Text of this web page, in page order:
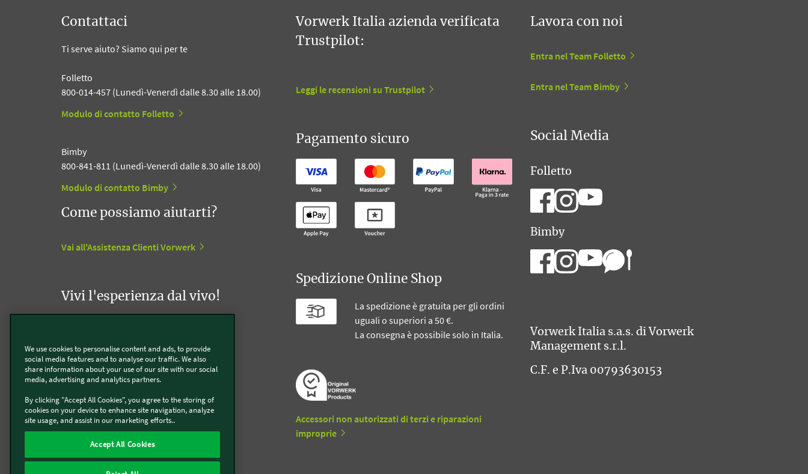
Contattaci
Ti serve aiuto? Siamo qui per te
Folletto
800-014-457 (Lunedì-Venerdì dalle 8.30 alle 18.00)
Modulo di contatto Folletto
Bimby
800-841-811 (Lunedì-Venerdì dalle 8.30 alle 18.00)
Modulo di contatto Bimby
Come possiamo aiutarti?
Vai all'Assistenza Clienti Vorwerk
Vivi l'esperienza dal vivo!
Appuntamento con un Incaricato Bimby
Vorwerk Italia azienda verificata
Trustpilot:
Leggi le recensioni su Trustpilot
Pagamento sicuro
Spedizione Online Shop
La spedizione è gratuita per gli ordini
uguali o superiori a 50 €.
La consegna è possibile solo in Italia.
Accessori non autorizzati di terzi e riparazioni
improprie
Lavora con noi
Entra nel Team Folletto
Entra nel Team Bimby
Social Media
Folletto
Bimby
Vorwerk Italia s.a.s. di Vorwerk
Management s.r.l.
C.F. e P.Iva 00793630153
We use cookies to personalise content and ads, to provide
social media features and to analyse our traffic. We also
share information about your use of our site with our social
media, advertising and analytics partners.
By clicking "Accept All Cookies", you agree to the storing of
cookies on your device to enhance site navigation, analyze
site usage, and assist in our marketing efforts..
Accept All Cookies